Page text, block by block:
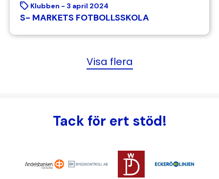
Klubben - 3 april 2024
S- MARKETS FOTBOLLSSKOLA
Visa flera
Tack för ert stöd!